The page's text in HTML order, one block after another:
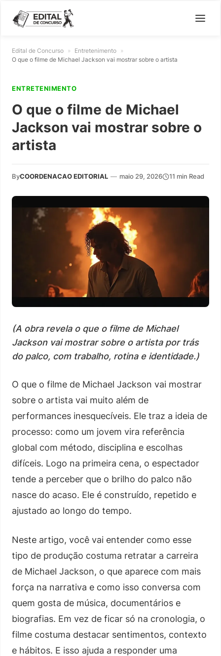
Edital de Concurso » Entretenimento »
O que o filme de Michael Jackson vai mostrar sobre o artista
ENTRETENIMENTO
O que o filme de Michael
Jackson vai mostrar sobre o
artista
ByCOORDENACAO EDITORIAL — maio 29, 2026 11 min Read
(A obra revela o que o filme de Michael
Jackson vai mostrar sobre o artista por trás
do palco, com trabalho, rotina e identidade.)
O que o filme de Michael Jackson vai mostrar
sobre o artista vai muito além de
performances inesquecíveis. Ele traz a ideia de
processo: como um jovem vira referência
global com método, disciplina e escolhas
difíceis. Logo na primeira cena, o espectador
tende a perceber que o brilho do palco não
nasce do acaso. Ele é construído, repetido e
ajustado ao longo do tempo.
Neste artigo, você vai entender como esse
tipo de produção costuma retratar a carreira
de Michael Jackson, o que aparece com mais
força na narrativa e como isso conversa com
quem gosta de música, documentários e
biografias. Em vez de ficar só na cronologia, o
filme costuma destacar sentimentos, contexto
e hábitos. E isso ajuda a responder uma